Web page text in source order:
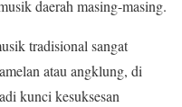
daerah masing-masing.
tradisional sangat
atau angklung, di
kunci kesuksesan